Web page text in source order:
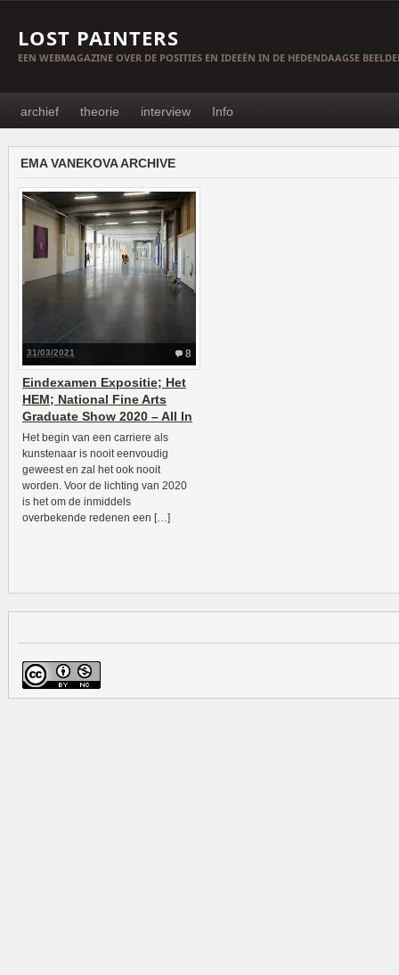
LOST PAINTERS
EEN WEBMAGAZINE OVER DE POSITIES EN IDEEËN IN DE HEDENDAAGSE
archief theorie interview Info
EMA VANEKOVA ARCHIVE
8
31/03/2021
Eindexamen Expositie; Het
HEM; National Fine Arts
Graduate Show 2020 – All In
Het begin van een carriere als
kunstenaar is nooit eenvoudig
geweest en zal het ook nooit
worden. Voor de lichting van 2020
is het om de inmiddels
overbekende redenen een […]